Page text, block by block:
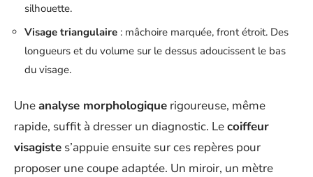
silhouette.
Visage triangulaire : mâchoire marquée, front étroit. Des
longueurs et du volume sur le dessus adoucissent le bas
du visage.
Uneanalyse morphologique rigoureuse, même
rapide, suffit à dresser un diagnostic. Lecoiffeur
visagiste s’appuie ensuite sur ces repères pour
proposer une coupe adaptée. Un miroir, un mètre